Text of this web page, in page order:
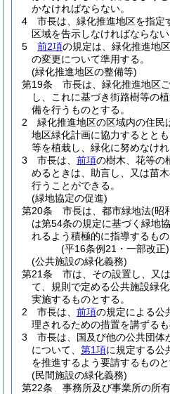
かなければならない。
4
市長は、緑化推進地区を指定
区域を告示しなければならない
5
前2項の規定は、緑化推進地
の変更について準用する。
(緑化推進地区の整備等)
第19条
市長は、緑化推進地区
し、これに基づき街路樹等の
備を行うものとする。
2
緑化推進地区の区域内の住民
地区緑化計画に協力するとと
等を植栽し、緑化に努めなけれ
3
市長は、 前項の樹木、花等の
めるときは、助言し、又は苗
行うことができる。
(緑地協定の促進)
第20条
市長は、都市緑地法(昭
は第54条の規定に基づく緑地
れるよう積極的に指導するもの
(平16条例21・一部改正)
(公共施設の緑化義務)
第21条
市は、その設置し、又
て、規則で定める公共施設緑
実施するものとする。
2
市長は、 前項の規定による公
理されるための措置を講ずるも
3
市長は、国及び他の公共団体
について、 第1項に規定する公
を推進するよう要請するものと
(民間施設の緑化義務)
第22条
事務所及び事業所の所